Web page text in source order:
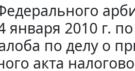
января 2010 г.
по делу о
акта